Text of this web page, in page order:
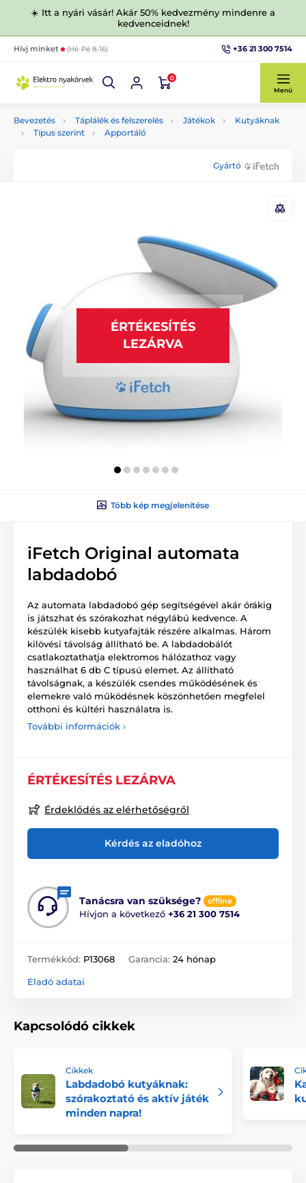
☀️ Itt a nyári vásár! Akár 50% kedvezmény mindenre a
kedvenceidnek!
Hívj minket (Hé-Pé 8-16) +36 21 300 7514
0
Menü
Bevezetés Táplálék és felszerelés Játékok
Kutyáknak
Típus szerint
Apportáló
Gyártó
ÉRTÉKESÍTÉS
LEZÁRVA
Több kép megjelenítése
iFetch Original automata
labdadobó
Az automata labdadobó gép segítségével akár órákig
is játszhat és szórakozhat négylábú kedvence. A
készülék kisebb kutyafajták részére alkalmas. Három
kilövési távolság állítható be. A labdadobálót
csatlakoztathatja elektromos hálózathoz vagy
használhat 6 db C típusú elemet. Az állítható
távolságnak, a készülék csendes működésének és
elemekre való működésnek köszönhetően megfelel
otthoni és kültéri használatra is.
További információk ›
ÉRTÉKESÍTÉS LEZÁRVA
Érdeklődés az elérhetőségről
Kérdés az eladóhoz
Tanácsra van szüksége? offline
Hívjon a következő +36 21 300 7514
Termékkód: P13068 Garancia: 24 hónap
Eladó adatai
Kapcsolódó cikkek
Cikkek
Labdadobó kutyáknak:
szórakoztató és aktív játék
minden napra!